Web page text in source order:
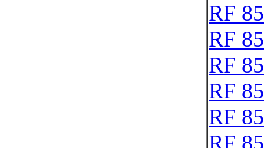
RF
RF
RF
RF
RF
RF